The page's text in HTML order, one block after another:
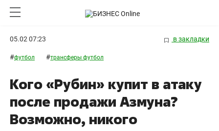
05.02 07:23 в закладки
#футбол #трансферы футбол
Кого «Рубин» купит в атаку
после продажи Азмуна?
Возможно, никого